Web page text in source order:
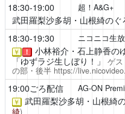
18:30-19:00 超！A&G+
武田羅梨沙多胡・山根綺のぐ
18:30-19:30 ニコニコ生
￥ ！
小林裕介・石上静香の
「ゆずラジ生しぼり！」
ゲス
の部・後半 https://
19:00ごろ配信 AG-ON
￥ 武田羅梨沙多胡・山根綺
綺)